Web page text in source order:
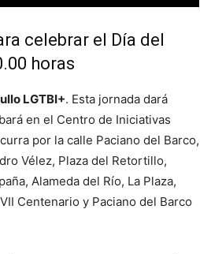
celebrar el Día del
horas
LGTBI+. Esta jornada dará
en el Centro de Iniciativas
por la calle Paciano del Barco,
Vélez, Plaza del Retortillo,
Alameda del Río, La Plaza,
Centenario y Paciano del Barco